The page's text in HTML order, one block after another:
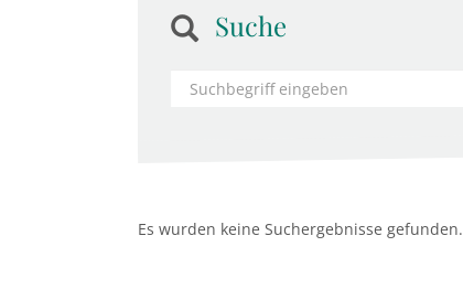
Suche
Es wurden keine Suchergebnisse gefunden.